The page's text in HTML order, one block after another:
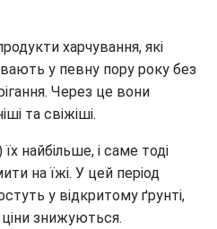
харчування, які
у певну пору року без
Через це вони
та свіжіші.
найбільше, і саме тоді
на їжі. У цей період
у відкритому ґрунті,
ціни знижуються.